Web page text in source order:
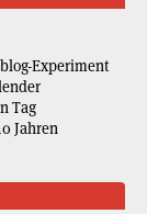
Experiment
Tag
Jahren